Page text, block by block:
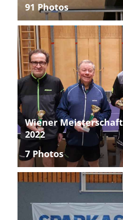
91 Photos
Wiener
2022
7 Photos